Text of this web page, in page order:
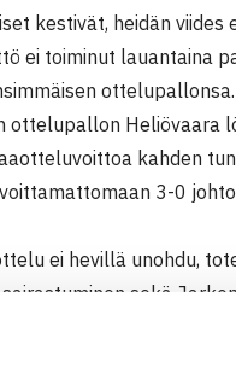
kestivät, heidän
ei toiminut lauantaina
ottelupallon Heliövaara
kahden
3-0
ei hevillä unohdu,
sekä
nelinpeliä